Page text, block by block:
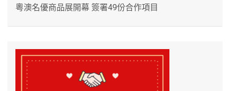
粵澳名優商品展開幕 簽署49份合作項目